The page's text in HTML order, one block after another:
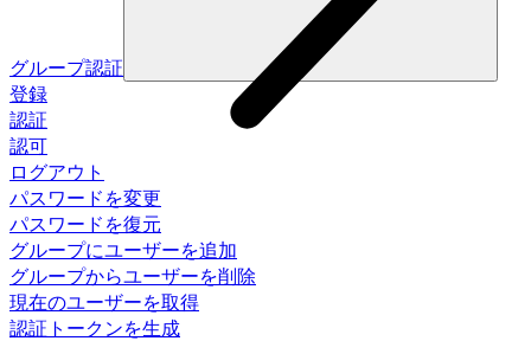
グループ認証
登録
認証
認可
ログアウト
パスワードを変更
パスワードを復元
グループにユーザーを追加
グループからユーザーを削除
現在のユーザーを取得
認証トークンを生成